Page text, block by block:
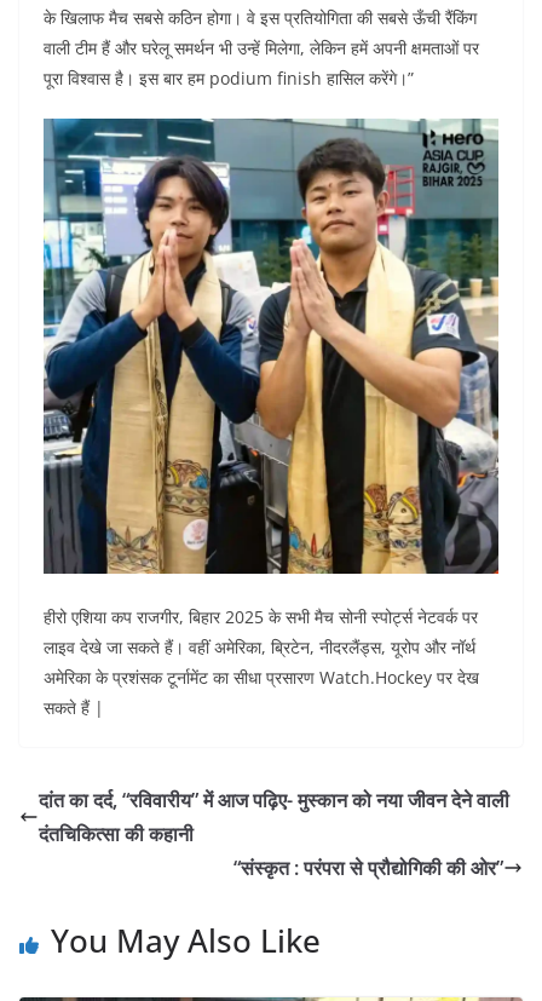
के खिलाफ मैच सबसे कठिन होगा। वे इस प्रतियोगिता की सबसे ऊँची रैंकिंग
वाली टीम हैं और घरेलू समर्थन भी उन्हें मिलेगा, लेकिन हमें अपनी क्षमताओं पर
पूरा विश्वास है। इस बार हम podium finish हासिल करेंगे।”
हीरो एशिया कप राजगीर, बिहार 2025 के सभी मैच सोनी स्पोर्ट्स नेटवर्क पर
लाइव देखे जा सकते हैं। वहीं अमेरिका, ब्रिटेन, नीदरलैंड्स, यूरोप और नॉर्थ
अमेरिका के प्रशंसक टूर्नामेंट का सीधा प्रसारण Watch.Hockey पर देख
सकते हैं |
दांत का दर्द, “रविवारीय” में आज पढ़िए- मुस्कान को नया जीवन देने वाली
दंतचिकित्सा की कहानी
“संस्कृत : परंपरा से प्रौद्योगिकी की ओर”
You May Also Like